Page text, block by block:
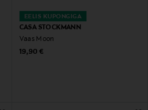
EELIS KUPONGIGA
CASA STOCKMANN
Vaas Moon
Original Price
19,90 €